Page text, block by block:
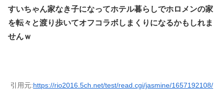
すいちゃん家なき子になってホテル暮らしでホロメンの家
を転々と渡り歩いてオフコラボしまくりになるかもしれま
せんｗ
引用元:https://rio2016.5ch.net/test/read.cgi/jasmine/1657192108/